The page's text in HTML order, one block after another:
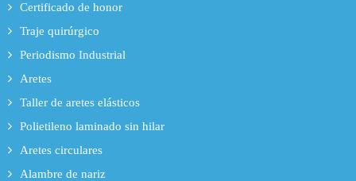
Certificado de honor
Traje quirúrgico
Periodismo Industrial
Aretes
Taller de aretes elásticos
Polietileno laminado sin hilar
Aretes circulares
Alambre de nariz